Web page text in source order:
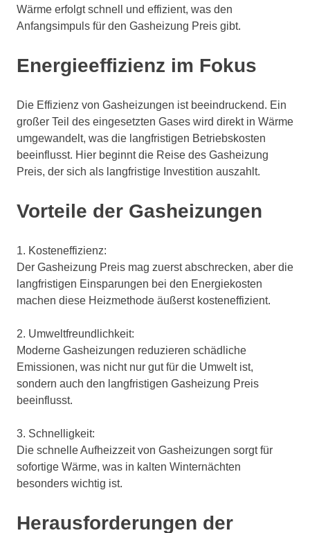
Wärme erfolgt schnell und effizient, was den
Anfangsimpuls für den Gasheizung Preis gibt.
Energieeffizienz im Fokus
Die Effizienz von Gasheizungen ist beeindruckend. Ein
großer Teil des eingesetzten Gases wird direkt in Wärme
umgewandelt, was die langfristigen Betriebskosten
beeinflusst. Hier beginnt die Reise des Gasheizung
Preis, der sich als langfristige Investition auszahlt.
Vorteile der Gasheizungen
1. Kosteneffizienz:
Der Gasheizung Preis mag zuerst abschrecken, aber die
langfristigen Einsparungen bei den Energiekosten
machen diese Heizmethode äußerst kosteneffizient.
2. Umweltfreundlichkeit:
Moderne Gasheizungen reduzieren schädliche
Emissionen, was nicht nur gut für die Umwelt ist,
sondern auch den langfristigen Gasheizung Preis
beeinflusst.
3. Schnelligkeit:
Die schnelle Aufheizzeit von Gasheizungen sorgt für
sofortige Wärme, was in kalten Winternächten
besonders wichtig ist.
Herausforderungen der